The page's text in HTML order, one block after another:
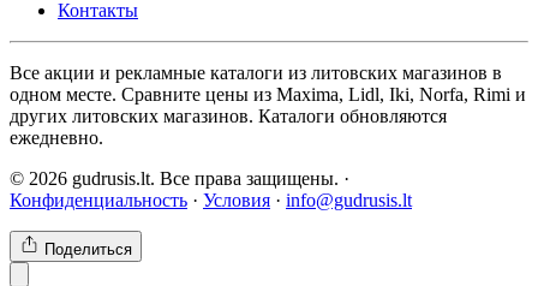
Контакты
Все акции и рекламные каталоги из литовских магазинов в
одном месте. Сравните цены из Maxima, Lidl, Iki, Norfa, Rimi и
других литовских магазинов. Каталоги обновляются
ежедневно.
© 2026 gudrusis.lt. Все права защищены. ·
Конфиденциальность · Условия · info@gudrusis.lt
Поделиться